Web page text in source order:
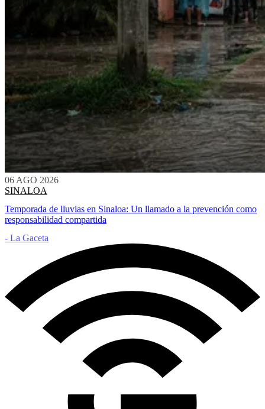
06 AGO 2026
SINALOA
Temporada de lluvias en Sinaloa: Un llamado a la prevención como
responsabilidad compartida
- La Gaceta